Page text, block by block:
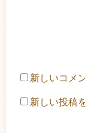
新しいコメ
新しい投稿